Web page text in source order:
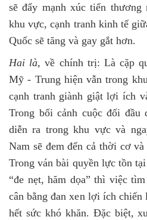
sẽ đẩy mạnh xúc tiến thương
khu vực, cạnh tranh kinh tế
Quốc sẽ tăng và gay gắt hơn.
Hai là,về chính trị: Là cặp
Mỹ - Trung hiện vẫn trong
cạnh tranh giành giật lợi ích
Trong bối cảnh cuộc đối
diễn ra trong khu vực và
Nam sẽ đem đến cả thời cơ
Trong ván bài quyền lực tồn
“đe nẹt, hăm dọa” thì việc
cân bằng đan xen lợi ích
hết sức khó khăn. Đặc biệt,